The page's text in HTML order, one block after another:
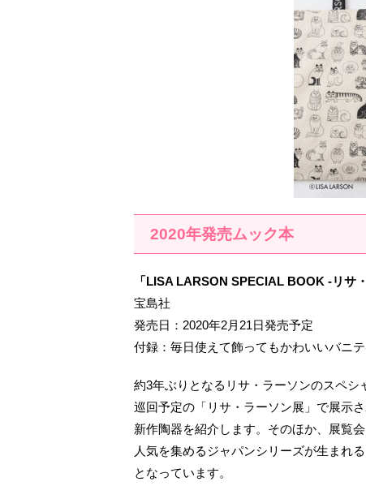
2020年発売ムック本
「LISA LARSON SPECIAL BOOK -リサ
宝島社
発売日：2020年2月21日発売予定
付録：毎日使えて飾ってもかわいいバニ
約3年ぶりとなるリサ・ラーソンのスペ
巡回予定の「リサ・ラーソン展」で展示
新作陶器を紹介します。そのほか、展覧
人気を集めるジャパンシリーズが生まれ
となっています。